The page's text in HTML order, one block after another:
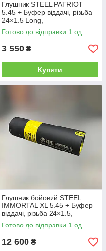
Глушник STEEL PATRIOT
5.45 + Буфер віддачі, різьба
24×1.5 Long,
саундмодератор АКС, АКСУ
(018.000.000-34 L)
Готово до відправки 1 од.
3 550 ₴
Купити
Глушник бойовий STEEL
IMMORTAL XL 5.45 + Буфер
віддачі, різьба 24×1.5,
саундмодератор АК-74
(012.000.000-34)
Готово до відправки 1 од.
12 600 ₴